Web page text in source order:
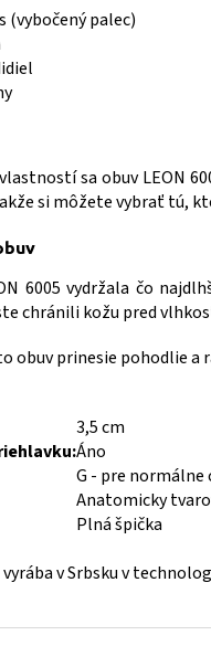
(vybočený palec)
sa obuv LEON
si môžete vybrať tú,
6005 vydržala čo
chránili kožu pred
obuv prinesie pohodlie a
3,5 cm
Áno
G - pre normálne
Anatomicky
Plná špička
v Srbsku v